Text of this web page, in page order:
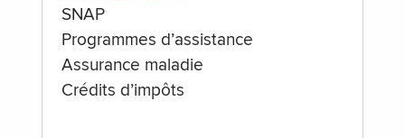
SNAP
Programmes d’assistance
Assurance maladie
Crédits d’impôts